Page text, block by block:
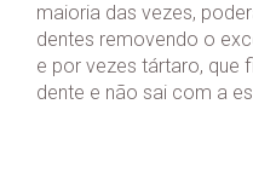
maioria das vezes,
dentes removendo o
e por vezes tártaro, que
dente e não sai com a